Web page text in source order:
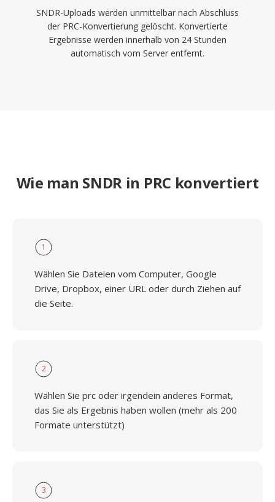
SNDR-Uploads werden unmittelbar nach Abschluss
der PRC-Konvertierung gelöscht. Konvertierte
Ergebnisse werden innerhalb von 24 Stunden
automatisch vom Server entfernt.
Wie man SNDR in PRC konvertiert
1
Wählen Sie Dateien vom Computer, Google
Drive, Dropbox, einer URL oder durch Ziehen auf
die Seite.
2
Wählen Sie prc oder irgendein anderes Format,
das Sie als Ergebnis haben wollen (mehr als 200
Formate unterstützt)
3